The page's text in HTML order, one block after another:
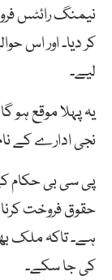
نیمنگ رائٹس
کر دیا۔ اور اس
لیے۔
یہ پہلا موقع ہو
نجی ادارے کے
پی سی بی حکام
حقوق فروخت
ہے۔ تاکہ ملک
کی جا سکے۔